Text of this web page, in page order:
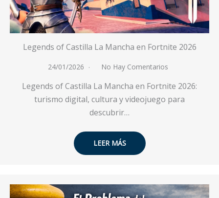
Legends of Castilla La Mancha en Fortnite 2026
24/01/2026 No Hay Comentarios
Legends of Castilla La Mancha en Fortnite 2026:
turismo digital, cultura y videojuego para
descubrir…
LEER MÁS